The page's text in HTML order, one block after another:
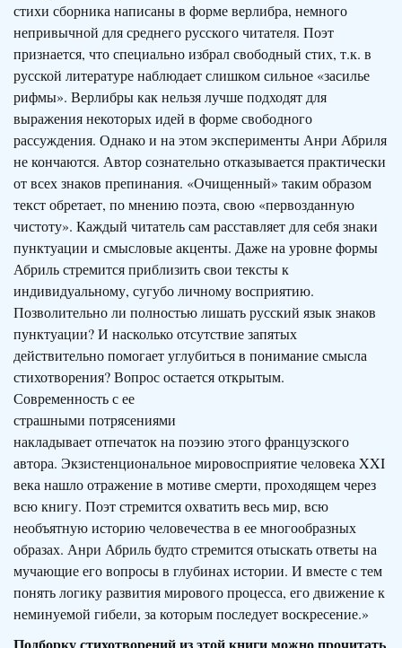
стихи сборника написаны в форме верлибра, немного
непривычной для среднего русского читателя. Поэт
признается, что специально избрал свободный стих, т.к. в
русской литературе наблюдает слишком сильное «засилье
рифмы». Верлибры как нельзя лучше подходят для
выражения некоторых идей в форме свободного
рассуждения. Однако и на этом эксперименты Анри Абриля
не кончаются. Автор сознательно отказывается практически
от всех знаков препинания. «Очищенный» таким образом
текст обретает, по мнению поэта, свою «первозданную
чистоту». Каждый читатель сам расставляет для себя знаки
пунктуации и смысловые акценты. Даже на уровне формы
Абриль стремится приблизить свои тексты к
индивидуальному, сугубо личному восприятию.
Позволительно ли полностью лишать русский язык знаков
пунктуации? И насколько отсутствие запятых
действительно помогает углубиться в понимание смысла
стихотворения? Вопрос остается открытым.
Современность с ее
страшными потрясениями
накладывает отпечаток на поэзию этого французского
автора. Экзистенциональное мировосприятие человека XXI
века нашло отражение в мотиве смерти, проходящем через
всю книгу. Поэт стремится охватить весь мир, всю
необъятную историю человечества в ее многообразных
образах. Анри Абриль будто стремится отыскать ответы на
мучающие его вопросы в глубинах истории. И вместе с тем
понять логику развития мирового процесса, его движение к
неминуемой гибели, за которым последует воскресение.»